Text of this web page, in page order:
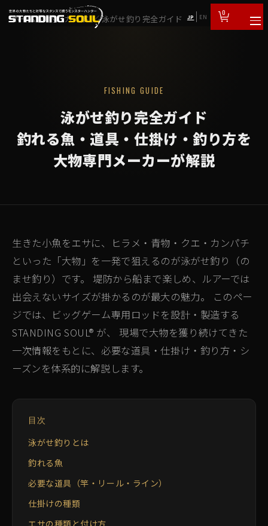
JP EN 0
ホーム／釣りガイド／泳がせ釣り完全ガイド
FISHING GUIDE
泳がせ釣り完全ガイド
釣れる魚・道具・仕掛け・釣り方を
大物専門メーカーが解説
生きた小魚をエサに、ヒラメ・青物・クエ・カンパチ
といった「大物」を一発で狙えるのが泳がせ釣り（の
ませ釣り）です。 堤防から船まで楽しめ、ルアーでは
出会えないサイズが掛かるのが最大の魅力。 このペー
ジでは、ビッグゲーム専用ロッドを設計・製造する
STANDING SOUL® が、 現場で大物を獲り続けてきた
一次情報をもとに、必要な道具・仕掛け・釣り方・シ
ーズンを体系的に解説します。
目次
泳がせ釣りとは
釣れる魚
必要な道具（竿・リール・ライン）
仕掛けの種類
エサの種類と付け方